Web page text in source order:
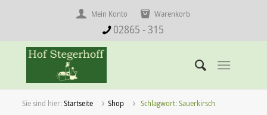
Mein Konto Warenkorb
02865 - 315
Startseite Shop Schlagwort: Sauerkirsch